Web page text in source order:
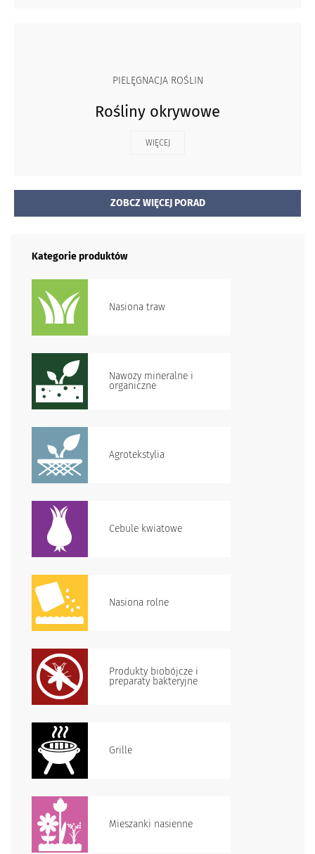
PIELĘGNACJA ROŚLIN
Rośliny okrywowe
WIĘCEJ
ZOBCZ WIĘCEJ PORAD
Kategorie produktów
Nasiona traw
Nawozy mineralne i
organiczne
Agrotekstylia
Cebule kwiatowe
Nasiona rolne
Produkty biobójcze i
preparaty bakteryjne
Grille
Mieszanki nasienne